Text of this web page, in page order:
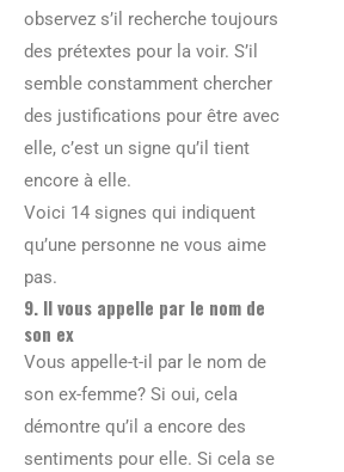
observez s’il recherche toujours
des prétextes pour la voir. S’il
semble constamment chercher
des justifications pour être avec
elle, c’est un signe qu’il tient
encore à elle.
Voici 14 signes qui indiquent
qu’une personne ne vous aime
pas.
9. Il vous appelle par le nom de
son ex
Vous appelle-t-il par le nom de
son ex-femme? Si oui, cela
démontre qu’il a encore des
sentiments pour elle. Si cela se